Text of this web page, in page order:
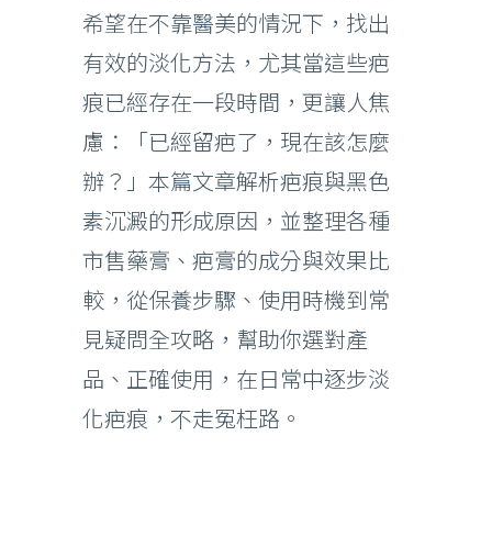
希望在不靠醫美的情況下，找出
有效的淡化方法，尤其當這些疤
痕已經存在一段時間，更讓人焦
慮：「已經留疤了，現在該怎麼
辦？」本篇文章解析疤痕與黑色
素沉澱的形成原因，並整理各種
市售藥膏、疤膏的成分與效果比
較，從保養步驟、使用時機到常
見疑問全攻略，幫助你選對產
品、正確使用，在日常中逐步淡
化疤痕，不走冤枉路。